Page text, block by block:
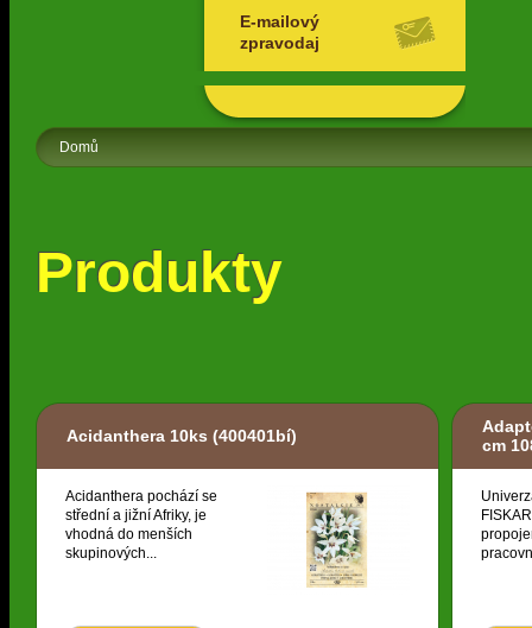
E-mailový
zpravodaj
Domů
Produkty
Acidanthera 10ks (400401bí)
Acidanthera pochází se
střední a jižní Afriky, je
vhodná do menších
skupinových...
cm